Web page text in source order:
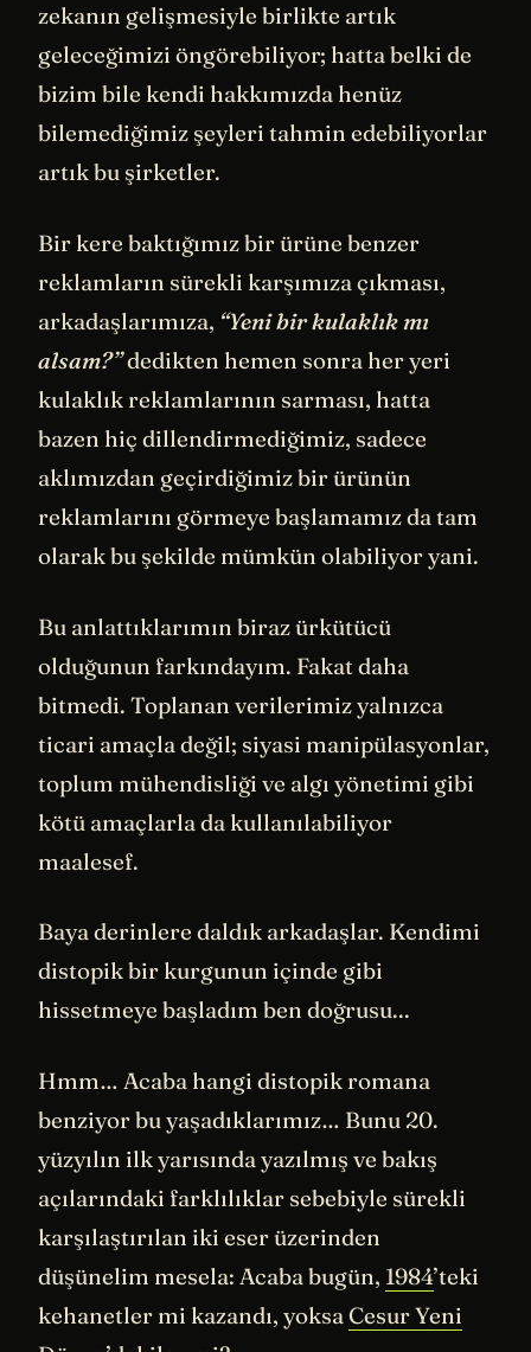
zekanın gelişmesiyle birlikte artık
geleceğimizi öngörebiliyor; hatta belki de
bizim bile kendi hakkımızda henüz
bilemediğimiz şeyleri tahmin edebiliyorlar
artık bu şirketler.
Bir kere baktığımız bir ürüne benzer
reklamların sürekli karşımıza çıkması,
arkadaşlarımıza, “Yeni bir kulaklık mı
alsam?”dedikten hemen sonra her yeri
kulaklık reklamlarının sarması, hatta
bazen hiç dillendirmediğimiz, sadece
aklımızdan geçirdiğimiz bir ürünün
reklamlarını görmeye başlamamız da tam
olarak bu şekilde mümkün olabiliyor yani.
Bu anlattıklarımın biraz ürkütücü
olduğunun farkındayım. Fakat daha
bitmedi. Toplanan verilerimiz yalnızca
ticari amaçla değil; siyasi manipülasyonlar,
toplum mühendisliği ve algı yönetimi gibi
kötü amaçlarla da kullanılabiliyor
maalesef.
Baya derinlere daldık arkadaşlar. Kendimi
distopik bir kurgunun içinde gibi
hissetmeye başladım ben doğrusu...
Hmm… Acaba hangi distopik romana
benziyor bu yaşadıklarımız… Bunu 20.
yüzyılın ilk yarısında yazılmış ve bakış
açılarındaki farklılıklar sebebiyle sürekli
karşılaştırılan iki eser üzerinden
düşünelim mesela: Acaba bugün, 1984’teki
kehanetler mi kazandı, yoksa Cesur Yeni